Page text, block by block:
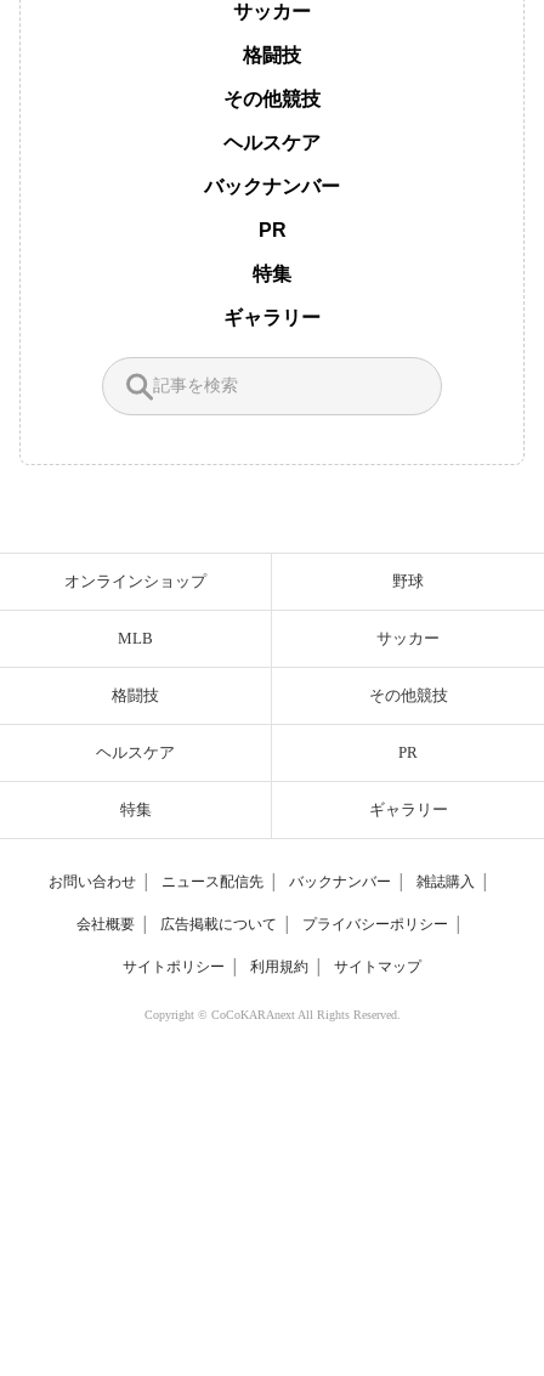
サッカー
格闘技
その他競技
ヘルスケア
バックナンバー
PR
特集
ギャラリー
オンラインショップ 野球
MLB サッカー
格闘技 その他競技
ヘルスケア PR
特集 ギャラリー
お問い合わせ ニュース配信先 バックナンバー 雑誌購入
会社概要 広告掲載について プライバシーポリシー
サイトポリシー 利用規約 サイトマップ
Copyright © CoCoKARAnext All Rights Reserved.